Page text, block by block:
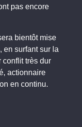
pas encore
bientôt mise
en surfant sur la
conflit très dur
actionnaire
en continu.